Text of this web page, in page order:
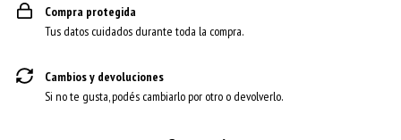
Compra protegida
Tus datos cuidados durante toda la compra.
Cambios y devoluciones
Si no te gusta, podés cambiarlo por otro o devolverlo.